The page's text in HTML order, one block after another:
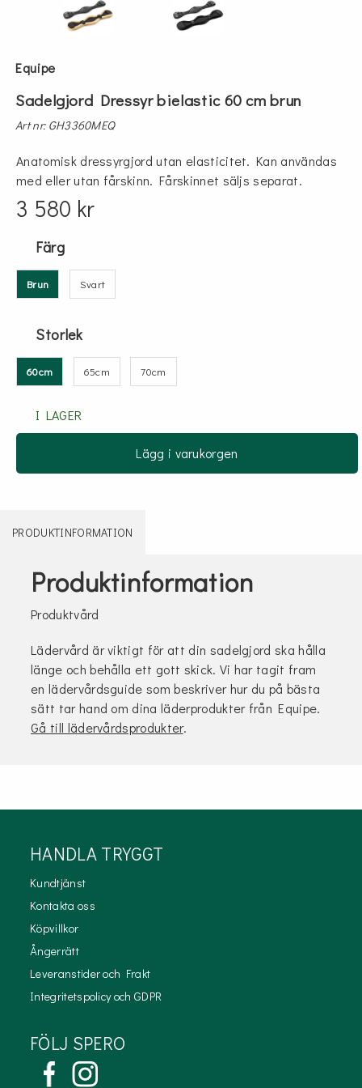
Equipe
Sadelgjord Dressyr bielastic 60 cm brun
Art nr: GH3360MEQ
Anatomisk dressyrgjord utan elasticitet. Kan användas
med eller utan fårskinn. Fårskinnet säljs separat.
3 580 kr
Färg
Brun Svart
Storlek
60cm 65cm 70cm
I LAGER
Lägg i varukorgen
PRODUKTINFORMATION
Produktinformation
Produktvård
Lädervård är viktigt för att din sadelgjord ska hålla
länge och behålla ett gott skick. Vi har tagit fram
en lädervårdsguide som beskriver hur du på bästa
sätt tar hand om dina läderprodukter från Equipe.
Gå till lädervårdsprodukter.
HANDLA TRYGGT
Kundtjänst
Kontakta oss
Köpvillkor
Ångerrätt
Leveranstider och Frakt
Integritetspolicy och GDPR
FÖLJ SPERO